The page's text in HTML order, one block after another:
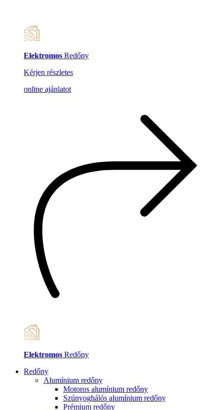
Elektromos Redőny
Kérjen részletes
online ajánlatot
Elektromos Redőny
Redőny
Alumínium redőny
Motoros alumínium redőny
Szúnyoghálós alumínium redőny
Prémium redőny